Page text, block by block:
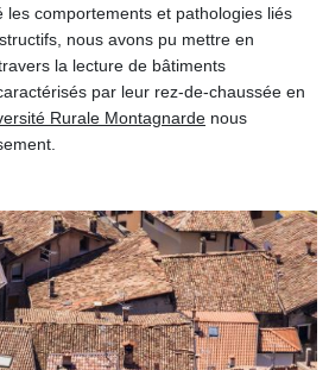
les comportements et pathologies liés
nous avons pu mettre en
la lecture de bâtiments
par leur rez-de-chaussée en
Rurale Montagnarde nous